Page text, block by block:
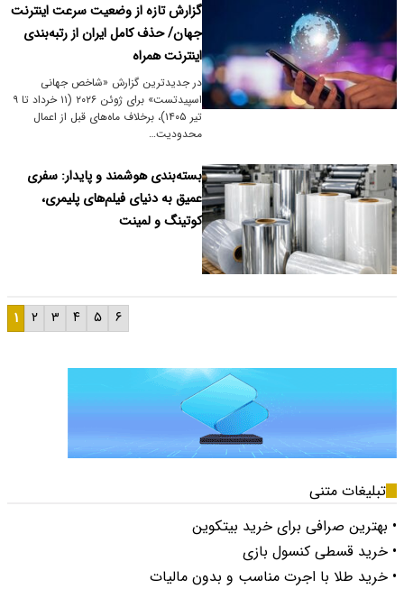
گزارش تازه از وضعیت سرعت اینترنت
جهان/ حذف کامل ایران از رتبه‌بندی
اینترنت همراه
در جدیدترین گزارش «شاخص جهانی
اسپیدتست» برای ژوئن ۲۰۲۶ (۱۱ خرداد تا ۹
تیر ۱۴۰۵)، برخلاف ماه‌های قبل از اعمال
محدودیت…
بسته‌بندی هوشمند و پایدار: سفری
عمیق به دنیای فیلم‌های پلیمری،
کوتینگ و لمینت
۱ ۲ ۳ ۴ ۵ ۶
تبلیغات متنی
• بهترین صرافی برای خرید بیتکوین
• خرید قسطی کنسول بازی
• خرید طلا با اجرت مناسب و بدون مالیات